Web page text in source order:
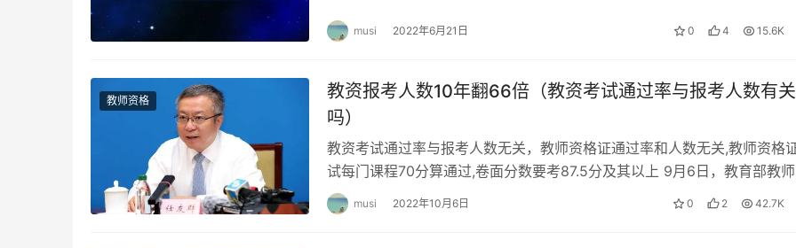
师资格证的当地教育部门查询。
musi 2022年6月21日 0 4 15.6K
教师资格
教资报考人数10年翻66倍（教资考试通过率与报考人数有关
吗）
教资考试通过率与报考人数无关，教师资格证通过率和人数无关,教师资格
试每门课程70分算通过,卷面分数要考87.5分及其以上 9月6日，教育部教师
作司司长任友群在新闻发布会上表示…
musi 2022年10月6日 0 2 42.7K